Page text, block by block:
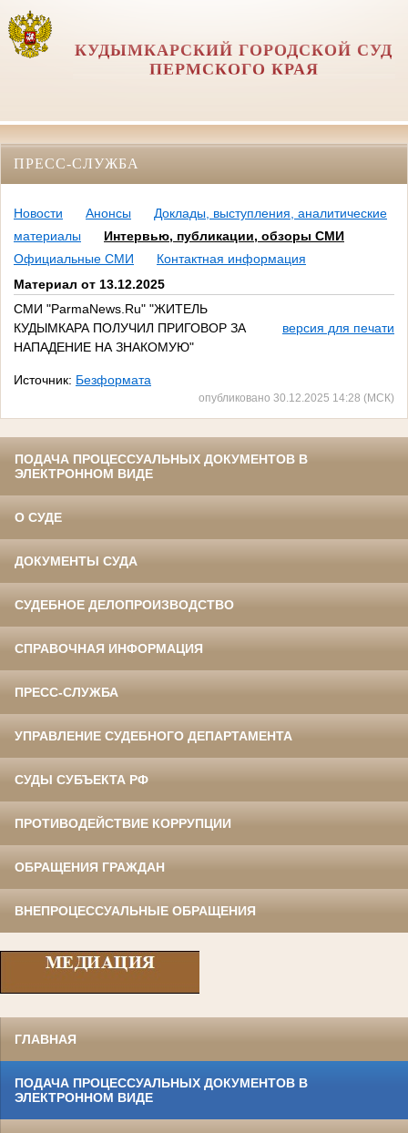
КУДЫМКАРСКИЙ ГОРОДСКОЙ СУД
ПЕРМСКОГО КРАЯ
ПРЕСС-СЛУЖБА
Новости Анонсы
Доклады, выступления, аналитические
материалы
Интервью, публикации, обзоры СМИ
Официальные СМИ
Контактная информация
Материал от 13.12.2025
СМИ "ParmaNews.Ru" "ЖИТЕЛЬ
КУДЫМКАРА ПОЛУЧИЛ ПРИГОВОР ЗА
НАПАДЕНИЕ НА ЗНАКОМУЮ"
версия для печати
Источник: Безформата
опубликовано 30.12.2025 14:28 (МСК)
ПОДАЧА ПРОЦЕССУАЛЬНЫХ ДОКУМЕНТОВ В
ЭЛЕКТРОННОМ ВИДЕ
О СУДЕ
ДОКУМЕНТЫ СУДА
СУДЕБНОЕ ДЕЛОПРОИЗВОДСТВО
СПРАВОЧНАЯ ИНФОРМАЦИЯ
ПРЕСС-СЛУЖБА
УПРАВЛЕНИЕ СУДЕБНОГО ДЕПАРТАМЕНТА
СУДЫ СУБЪЕКТА РФ
ПРОТИВОДЕЙСТВИЕ КОРРУПЦИИ
ОБРАЩЕНИЯ ГРАЖДАН
ВНЕПРОЦЕССУАЛЬНЫЕ ОБРАЩЕНИЯ
ГЛАВНАЯ
ПОДАЧА ПРОЦЕССУАЛЬНЫХ ДОКУМЕНТОВ В
ЭЛЕКТРОННОМ ВИДЕ